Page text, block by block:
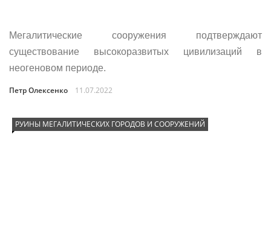
Мегалитические сооружения подтверждают
существование высокоразвитых цивилизаций в
неогеновом периоде.
Петр Олексенко 11.07.2022
РУИНЫ МЕГАЛИТИЧЕСКИХ ГОРОДОВ И СООРУЖЕНИЙ